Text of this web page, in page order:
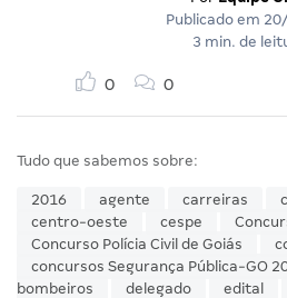
Publicado em
3 min. de
0 0
Tudo que sabemos sobre:
2016 agente carreiras
centro-oeste
cespe
Concurso Polícia Civil de Goiás
concursos Segurança Pública-GO
bombeiros
delegado edital